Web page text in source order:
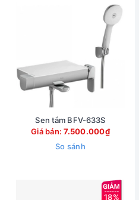
Sen tắm BFV-633S
Giá bán:7.500.000₫
So sánh
18%